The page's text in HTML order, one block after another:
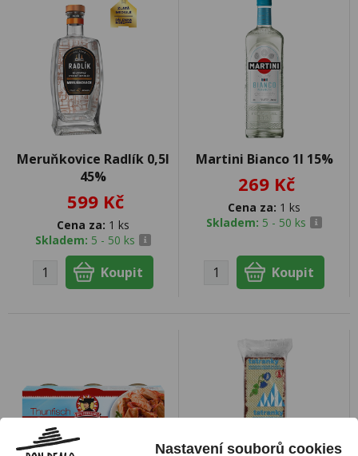
Meruňkovice Radlík 0,5l
45%
599 Kč
Cena za: 1 ks
Skladem: 5 - 50 ks
Martini Bianco 1l 15%
269 Kč
Cena za: 1 ks
Skladem: 5 - 50 ks
Nastavení souborů cookies